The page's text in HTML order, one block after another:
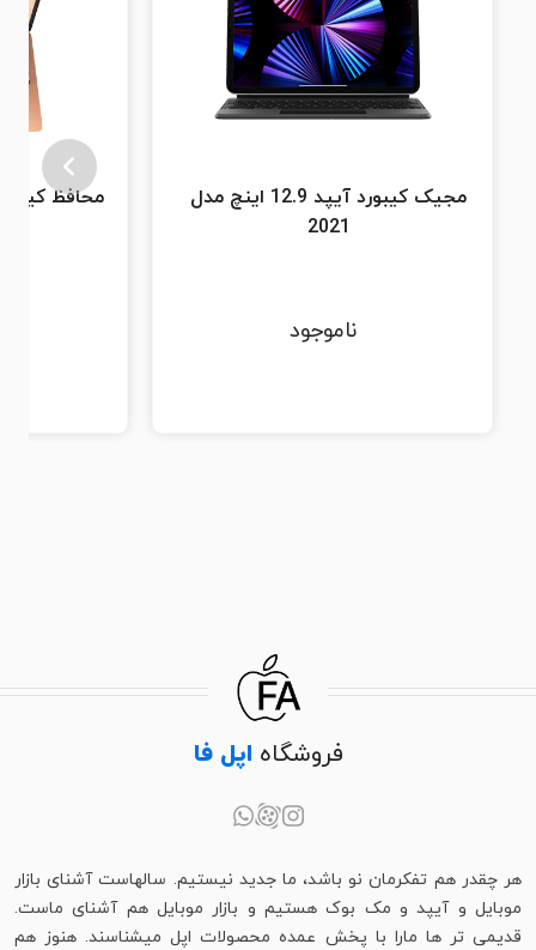
مجیک کیبورد آیپد 12.9 اینچ مدل
2021
ناموجود
محافظ
فروشگاه اپل فا
هر چقدر هم تفکرمان نو باشد، ما جدید نیستیم. سالهاست آشنای بازار
موبایل و آیپد و مک بوک هستیم و بازار موبایل هم آشنای ماست.
قدیمی تر ها مارا با پخش عمده محصولات اپل میشناسند. هنوز هم